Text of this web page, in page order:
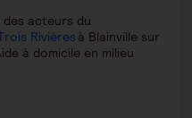
des acteurs du
Rivières à Blainville sur
à domicile en milieu